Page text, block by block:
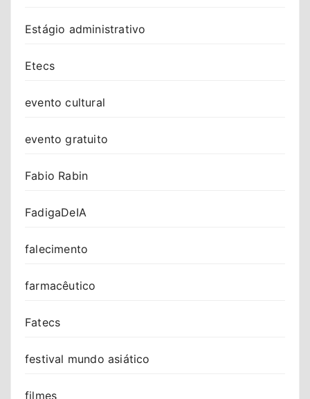
Estágio administrativo
Etecs
evento cultural
evento gratuito
Fabio Rabin
FadigaDeIA
falecimento
farmacêutico
Fatecs
festival mundo asiático
filmes